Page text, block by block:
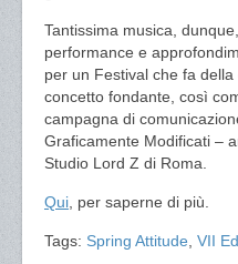
Tantissima musica,
performance e
per un Festival che fa
concetto fondante, così
campagna di
Graficamente Modificati –
Studio Lord Z di Roma.
Qui , per saperne di più.
Tags: Spring Attitude VII